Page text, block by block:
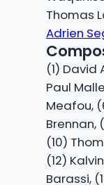
Thomas
Adrien
(1) David
Paul
Meafou,
Brennan,
(10)
(12)
Barassi,